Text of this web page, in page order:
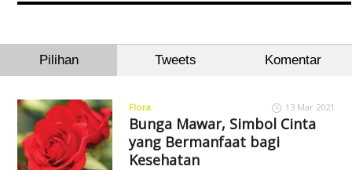
Pilihan Tweets Komentar
Flora 13 Mar 2021
Bunga Mawar, Simbol Cinta
yang Bermanfaat bagi
Kesehatan